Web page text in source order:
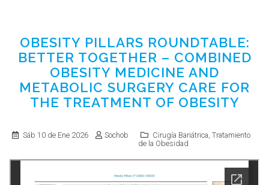
OBESITY PILLARS ROUNDTABLE:
BETTER TOGETHER – COMBINED
OBESITY MEDICINE AND
METABOLIC SURGERY CARE FOR
THE TREATMENT OF OBESITY
Sáb 10 de Ene 2026 Sochob Cirugía Bariátrica Tratamiento
de la Obesidad